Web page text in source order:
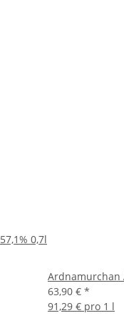
0,7l
Ardnamurchan
63,90 € *
91,29 € pro 1 l